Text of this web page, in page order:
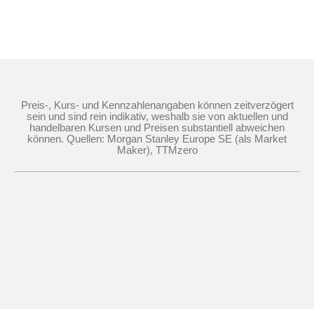
Preis-, Kurs- und Kennzahlenangaben können zeitverzögert
sein und sind rein indikativ, weshalb sie von aktuellen und
handelbaren Kursen und Preisen substantiell abweichen
können. Quellen: Morgan Stanley Europe SE (als Market
Maker), TTMzero